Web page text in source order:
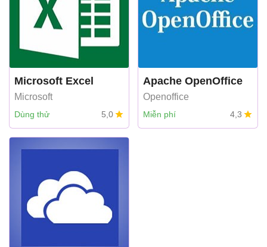
Microsoft Excel
Microsoft
Dùng thử 5,0
Apache OpenOffice
Openoffice
Miễn phí 4,3